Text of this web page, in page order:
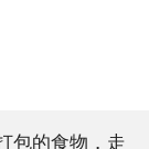
包的食物，走